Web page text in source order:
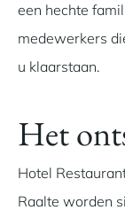
een hechte
medewerkers
u klaarstaan.
Het
Hotel
Raalte worden